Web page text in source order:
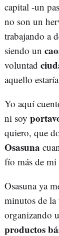
capital -un
no son un
trabajando a
siendo un
voluntad
aquello
Yo aquí
ni soy
quiero, que
Osasuna
fío más de mi
Osasuna ya
minutos de la
organizando
productos